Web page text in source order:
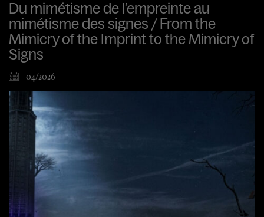
Du mimétisme de l’empreinte au
mimétisme des signes / From the
Mimicry of the Imprint to the Mimicry of
Signs
04/2026